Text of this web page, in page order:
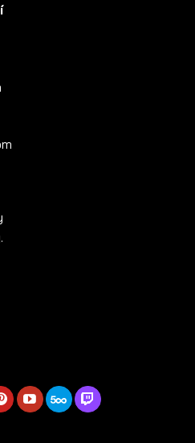
101
108
109
115